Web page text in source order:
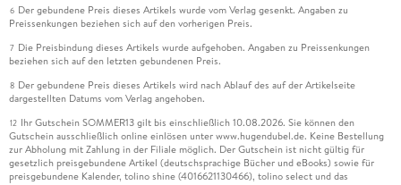
6 Der gebundene Preis dieses Artikels wurde vom Verlag gesenkt. Angaben zu
Preissenkungen beziehen sich auf den vorherigen Preis.
7 Die Preisbindung dieses Artikels wurde aufgehoben. Angaben zu Preissenkungen
beziehen sich auf den letzten gebundenen Preis.
8 Der gebundene Preis dieses Artikels wird nach Ablauf des auf der Artikelseite
dargestellten Datums vom Verlag angehoben.
12 Ihr Gutschein SOMMER13 gilt bis einschließlich 10.08.2026. Sie können den
Gutschein ausschließlich online einlösen unter www.hugendubel.de. Keine Bestellung
zur Abholung mit Zahlung in der Filiale möglich. Der Gutschein ist nicht gültig für
gesetzlich preisgebundene Artikel (deutschsprachige Bücher und eBooks) sowie für
preisgebundene Kalender, tolino shine (4016621130466), tolino select und das